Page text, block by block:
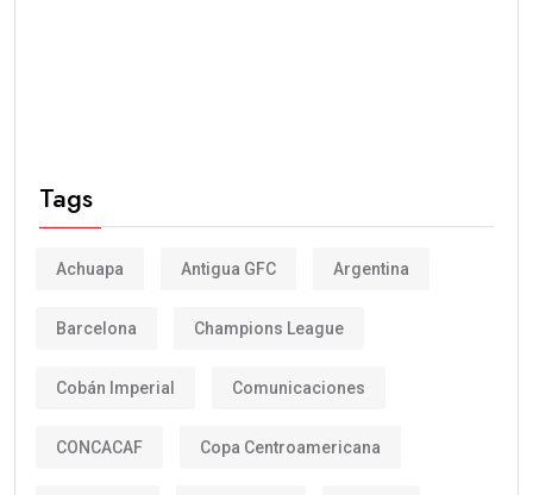
Tags
Achuapa Antigua GFC Argentina
Barcelona Champions League
Cobán Imperial Comunicaciones
CONCACAF Copa Centroamericana